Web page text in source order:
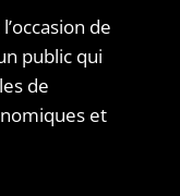
de
public qui
de
et